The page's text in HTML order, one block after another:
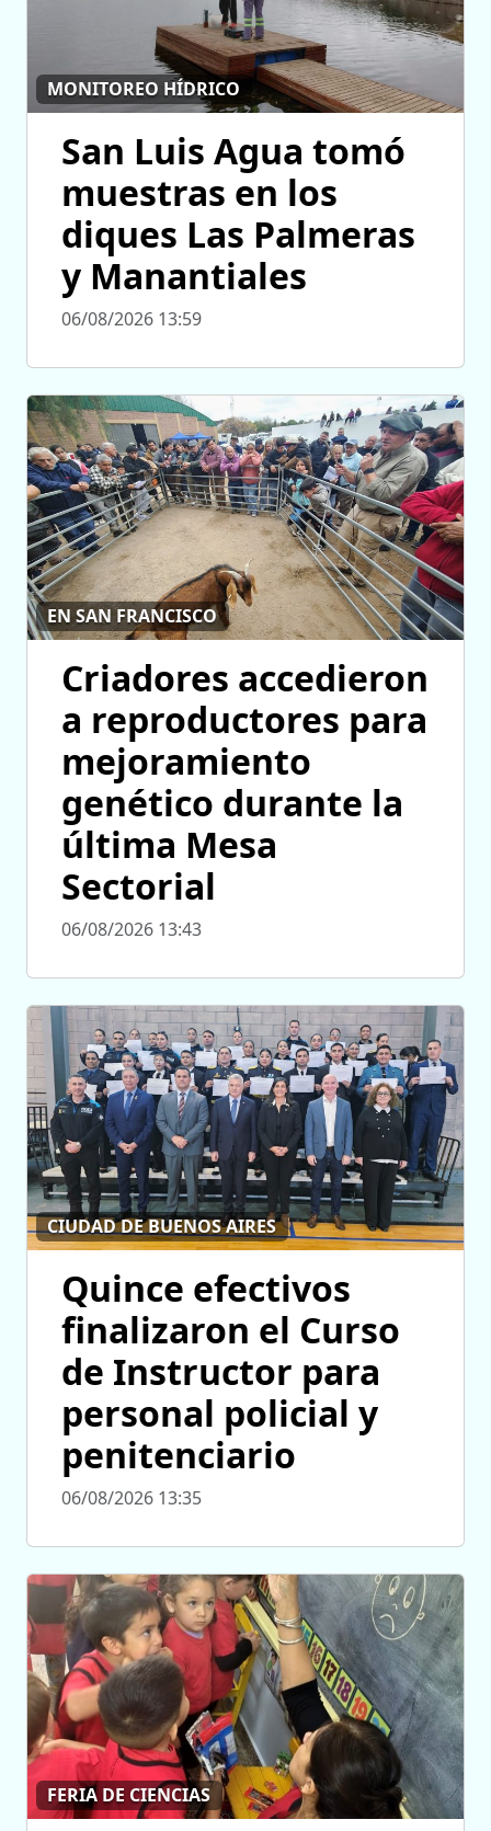
MONITOREO HÍDRICO
San Luis Agua tomó
muestras en los
diques Las Palmeras
y Manantiales
06/08/2026 13:59
EN SAN FRANCISCO
Criadores accedieron
a reproductores para
mejoramiento
genético durante la
última Mesa
Sectorial
06/08/2026 13:43
CIUDAD DE BUENOS AIRES
Quince efectivos
finalizaron el Curso
de Instructor para
personal policial y
penitenciario
06/08/2026 13:35
FERIA DE CIENCIAS